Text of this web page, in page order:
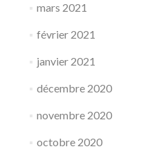
mars 2021
février 2021
janvier 2021
décembre 2020
novembre 2020
octobre 2020